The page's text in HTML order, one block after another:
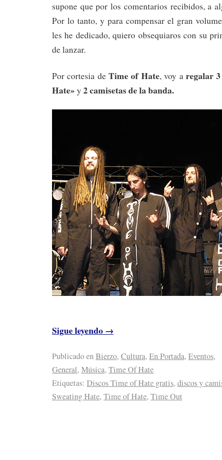
supone que por los comentarios recibidos, a
Por lo tanto, y para compensar el gran
les he dedicado, quiero obsequiaros con su
de lanzar.
Por cortesia deTime of Hate, voy a regalar
Hate» y 2 camisetas de la banda.
Sigue leyendo→
Publicado enBierzo, Cultura, En Portada, Eventos,
General, Música, Time Of Hate
Etiquetas: Discos Time of Hate gratis, discos y
Sweating Hate, Time of Hate, Time Out